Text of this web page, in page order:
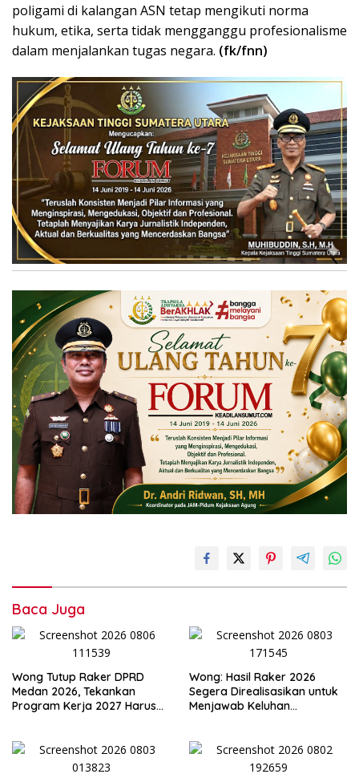
poligami di kalangan ASN tetap mengikuti norma
hukum, etika, serta tidak mengganggu profesionalisme
dalam menjalankan tugas negara. (fk/fnn)
Baca Juga
Wong Tutup Raker DPRD
Medan 2026, Tekankan
Program Kerja 2027 Harus
Wong: Hasil Raker 2026
Segera Direalisasikan untuk
Menjawab Keluhan